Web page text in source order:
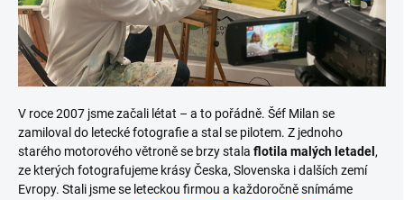
V roce 2007 jsme začali létat – a to pořádně. Šéf Milan se
zamiloval do letecké fotografie a stal se pilotem. Z jednoho
starého motorového větroně se brzy stala flotila malých letadel ,
ze kterých fotografujeme krásy Česka, Slovenska i dalších zemí
Evropy. Stali jsme se leteckou firmou a každoročně snímáme